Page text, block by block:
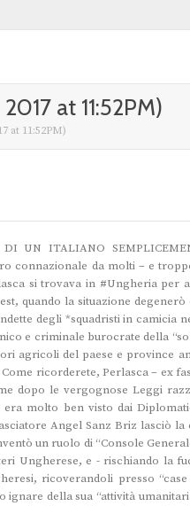
at 11:52PM)
at 11:52PM)
DI UN ITALIANO
connazionale da molti – e
si trovava in #Ungheria per
quando la situazione
degli *squadristi in camicia
e criminale burocrate della
agricoli del paese e province
ricorderete, Perlasca – ex
dopo le vergognose Leggi
molto ben visto dai
Angel Sanz Briz lasciò
un ruolo di “Console
Ungherese, e - rischiando la
ricoverandoli presso
della sua “attività